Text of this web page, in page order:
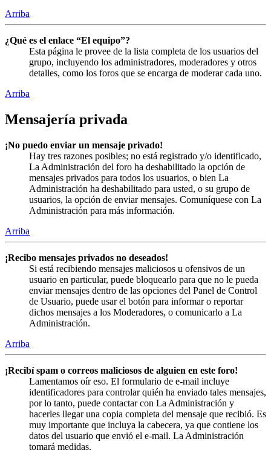
Arriba
¿Qué es el enlace “El equipo”?
Esta página le provee de la lista completa de los usuarios del
grupo, incluyendo los administradores, moderadores y otros
detalles, como los foros que se encarga de moderar cada uno.
Arriba
Mensajería privada
¡No puedo enviar un mensaje privado!
Hay tres razones posibles; no está registrado y/o identificado,
La Administración del foro ha deshabilitado la opción de
mensajes privados para todos los usuarios, o bien La
Administración ha deshabilitado para usted, o su grupo de
usuarios, la opción de enviar mensajes. Comuníquese con La
Administración para más información.
Arriba
¡Recibo mensajes privados no deseados!
Si está recibiendo mensajes maliciosos u ofensivos de un
usuario en particular, puede bloquearlo para que no le pueda
enviar mensajes dentro de las opciones del Panel de Control
de Usuario, puede usar el botón para informar o reportar
dichos mensajes a los Moderadores, o comunicarlo a La
Administración.
Arriba
¡Recibí spam o correos maliciosos de alguien en este foro!
Lamentamos oír eso. El formulario de e-mail incluye
identificadores para controlar quién ha enviado tales mensajes,
por lo tanto, puede contactar con La Administración y
hacerles llegar una copia completa del mensaje que recibió. Es
muy importante que incluya la cabecera, ya que contiene los
datos del usuario que envió el e-mail. La Administración
tomará medidas.